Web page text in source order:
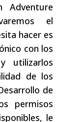
Adventure
el
hacer es
con los
utilizarlos
de los
de
permisos
le